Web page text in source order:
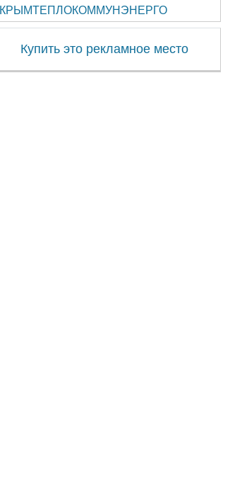
КРЫМТЕПЛОКОММУНЭНЕРГО
Купить это рекламное место